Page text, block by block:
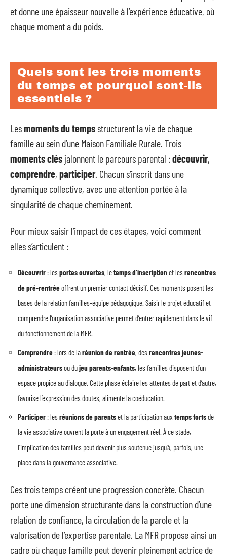
et donne une épaisseur nouvelle à l’expérience éducative, où
chaque moment a du poids.
Quels sont les trois moments
du temps et pourquoi sont-ils
essentiels ?
Lesmoments du tempsstructurent la vie de chaque
famille au sein d’une Maison Familiale Rurale. Trois
moments clés jalonnent le parcours parental :découvrir,
comprendre, participer. Chacun s’inscrit dans une
dynamique collective, avec une attention portée à la
singularité de chaque cheminement.
Pour mieux saisir l’impact de ces étapes, voici comment
elles s’articulent :
Découvrir : les portes ouvertes, letemps d’inscriptionet les rencontres
de pré-rentréeoffrent un premier contact décisif. Ces moments posent les
bases de la relation familles-équipe pédagogique. Saisir le projet éducatif et
comprendre l’organisation associative permet d’entrer rapidement dans le vif
du fonctionnement de la MFR.
Comprendre : lors de laréunion de rentrée, des rencontres jeunes-
administrateursou dujeu parents-enfants, les familles disposent d’un
espace propice au dialogue. Cette phase éclaire les attentes de part et d’autre,
favorise l’expression des doutes, alimente la coéducation.
Participer : les réunions de parentset la participation auxtemps fortsde
la vie associative ouvrent la porte à un engagement réel. À ce stade,
l’implication des familles peut devenir plus soutenue jusqu’à, parfois, une
place dans la gouvernance associative.
Ces trois temps créent une progression concrète. Chacun
porte une dimension structurante dans la construction d’une
relation de confiance, la circulation de la parole et la
valorisation de l’expertise parentale. La MFR propose ainsi un
cadre où chaque famille peut devenir pleinement actrice de